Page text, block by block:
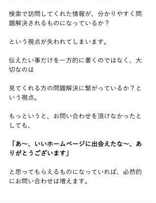
検索で訪問してくれた情報が、分かりやすく問
題解決されるものになっているか？
という視点が失われてしまいます。
伝えたい事だけを一方的に書くのではなく、大
切なのは
見てくれる方の問題解決に繋がっているか？と
いう視点。
もっというと、お問い合わせを頂けなかったと
しても、
「あ～、いいホームページに出会えたな～、あ
りがとうございます」
と思ってもらえるものになっていれば、必然的
にお問い合わせは増えます。